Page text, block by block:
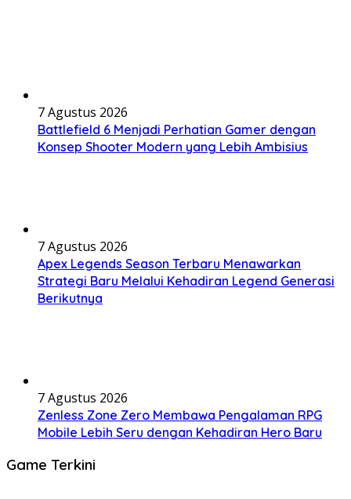
7 Agustus 2026
Battlefield 6 Menjadi Perhatian Gamer dengan
Konsep Shooter Modern yang Lebih Ambisius
7 Agustus 2026
Apex Legends Season Terbaru Menawarkan
Strategi Baru Melalui Kehadiran Legend Generasi
Berikutnya
7 Agustus 2026
Zenless Zone Zero Membawa Pengalaman RPG
Mobile Lebih Seru dengan Kehadiran Hero Baru
Game Terkini